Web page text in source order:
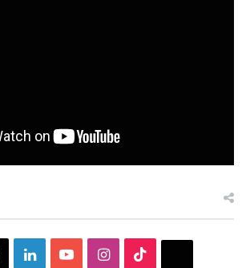
LinkedInYouTubeInstagram